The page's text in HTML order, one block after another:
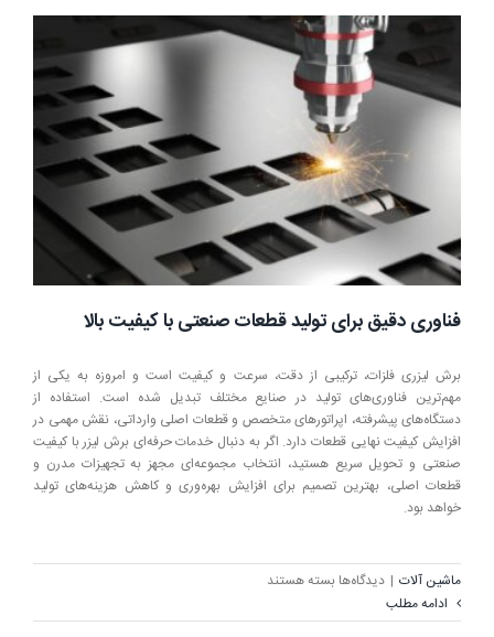
برش
لیزری
در
فلزات،
کدام
بهتر
است؟
فناوری دقیق برای تولید قطعات صنعتی با کیفیت بالا
برش لیزری فلزات، ترکیبی از دقت، سرعت و کیفیت است و امروزه به یکی از
مهم‌ترین فناوری‌های تولید در صنایع مختلف تبدیل شده است. استفاده از
دستگاه‌های پیشرفته، اپراتورهای متخصص و قطعات اصلی وارداتی، نقش مهمی در
افزایش کیفیت نهایی قطعات دارد. اگر به دنبال خدمات حرفه‌ای برش لیزر با کیفیت
صنعتی و تحویل سریع هستید، انتخاب مجموعه‌ای مجهز به تجهیزات مدرن و
قطعات اصلی، بهترین تصمیم برای افزایش بهره‌وری و کاهش هزینه‌های تولید
خواهد بود.
ماشین آلات | دیدگاه‌ها برای
دقیق
بسته هستند
ادامه مطلب